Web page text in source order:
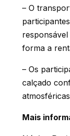
– O
forma a
– Os
calçado
Mais